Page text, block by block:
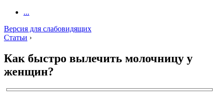
...
Версия для слабовидящих
Статьи ›
Как быстро вылечить молочницу у
женщин?